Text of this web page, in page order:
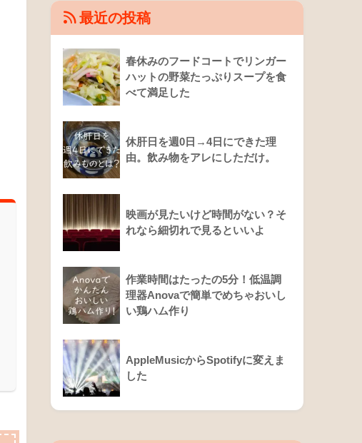
最近の投稿
春休みのフードコートでリンガー
ハットの野菜たっぷりスープを食
べて満足した
休肝日を週0日→4日にできた理
由。飲み物をアレにしただけ。
映画が見たいけど時間がない？そ
れなら細切れで見るといいよ
作業時間はたったの5分！低温調
理器Anovaで簡単でめちゃおいし
い鶏ハム作り
AppleMusicからSpotifyに変えま
した